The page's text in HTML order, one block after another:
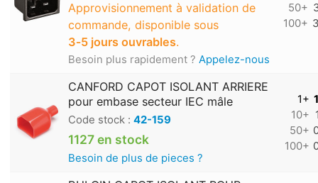
Approvisionnement à validation de
commande, disponible sous
3‑5 jours ouvrables.
Besoin plus rapidement ? Appelez-nous
50+
100+
CANFORD CAPOT ISOLANT ARRIERE
pour embase secteur IEC mâle
Code stock : 42-159
1127 en stock
Besoin de plus de pieces ?
1+
10+
50+
100+